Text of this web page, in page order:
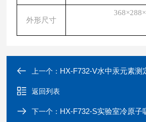
外形尺寸
上一个： HX-F732-V水中汞元素测定
返回列表
下一个： HX-F732-S实验室冷原子吸收测